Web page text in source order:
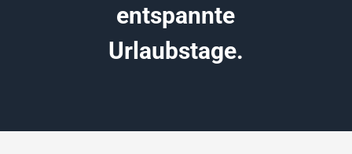
entspannte
Urlaubstage.